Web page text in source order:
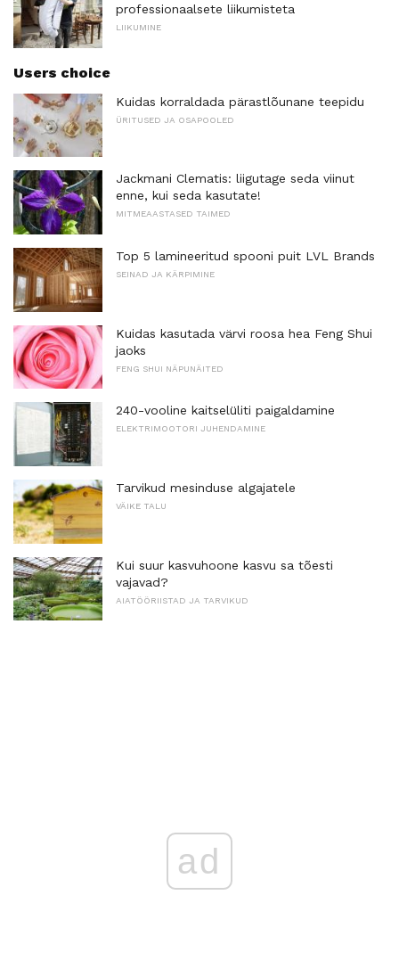
professionaalsete liikumisteta
LIIKUMINE
Users choice
Kuidas korraldada pärastlõunane teepidu
ÜRITUSED JA OSAPOOLED
Jackmani Clematis: liigutage seda viinut
enne, kui seda kasutate!
MITMEAASTASED TAIMED
Top 5 lamineeritud spooni puit LVL Brands
SEINAD JA KÄRPIMINE
Kuidas kasutada värvi roosa hea Feng Shui
jaoks
FENG SHUI NÄPUNÄITED
240-vooline kaitselüliti paigaldamine
ELEKTRIMOOTORI JUHENDAMINE
Tarvikud mesinduse algajatele
VÄIKE TALU
Kui suur kasvuhoone kasvu sa tõesti
vajavad?
AIATÖÖRIISTAD JA TARVIKUD
ad